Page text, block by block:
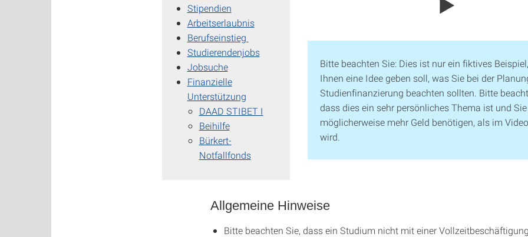
Stipendien
Arbeitserlaubnis
Berufseinstieg
Studierendenjobs
Jobsuche
Finanzielle
Unterstützung
DAAD STIBET I
Beihilfe
Bürkert-
Notfallfonds
Bitte beachten Sie: Dies ist nur ein fiktives
Ihnen eine Idee geben soll, was Sie bei der
Studienfinanzierung beachten sollten. Bitte
dass dies ein sehr persönliches Thema ist und Sie
möglicherweise mehr Geld benötigen, als im
wird.
Allgemeine Hinweise
Bitte beachten Sie, dass ein Studium nicht mit einer